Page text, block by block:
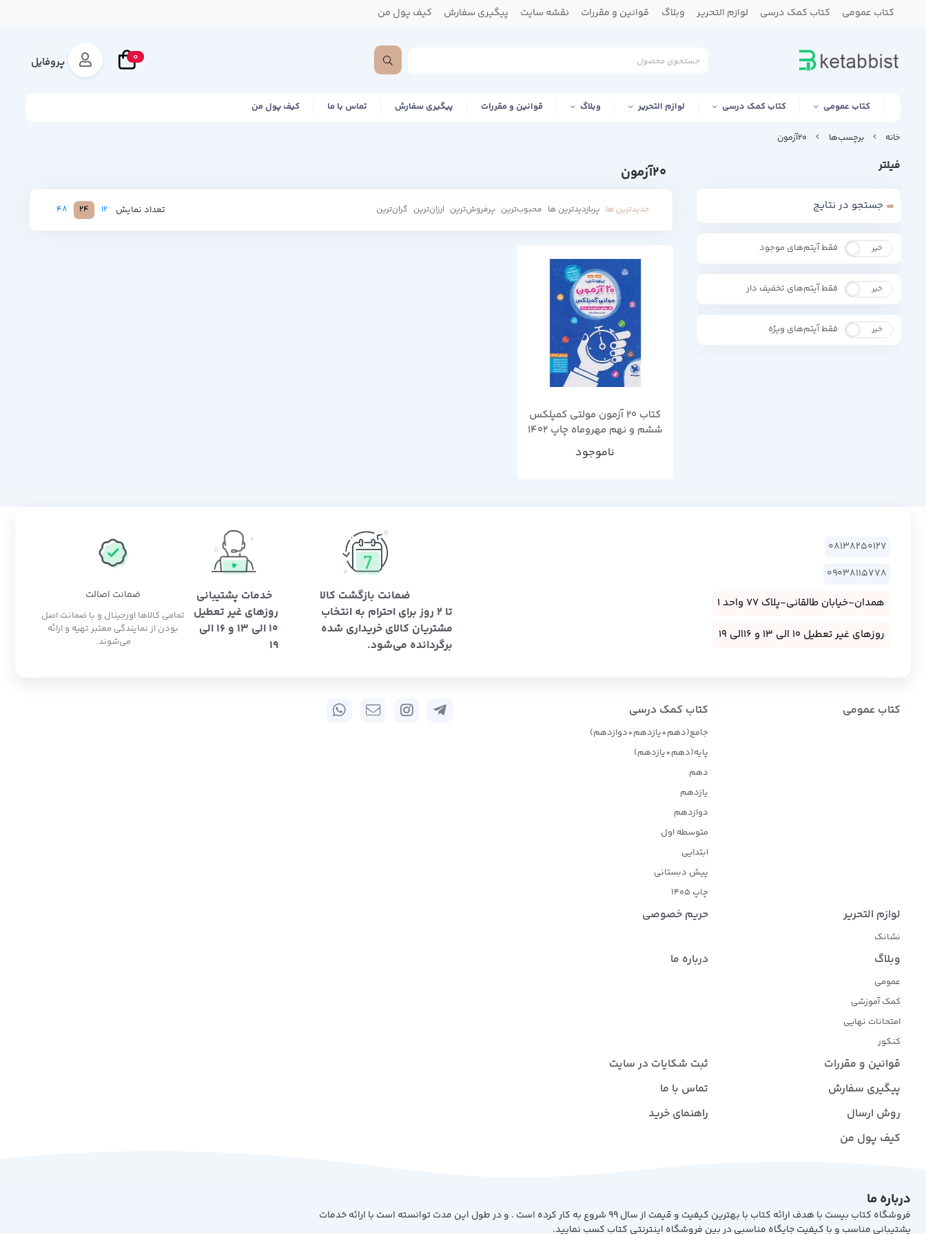
کتاب عمومی کتاب کمک درسی لوازم التحریر وبلاگ قوانین و مقررات نقشه سایت پیگیری سفارش کیف پول من
0 پروفایل
کتاب عمومی کتاب کمک درسی لوازم التحریر وبلاگ قوانین و مقررات پیگیری سفارش تماس با ما کیف پول من
خانه برچسب‌ها 20آزمون
فیلتر
جستجو در نتایج
بله خیر فقط آیتم‌های موجود
بله خیر فقط آیتم‌های تخفیف دار
بله خیر فقط آیتم‌های ویژه
20آزمون
جدیدترین ها پربازدیدترین ها محبوب‌‌ترین پرفروش‌ترین ارزان‌ترین گران‌ترین تعداد نمایش 12
24
48
کتاب 20 آزمون مولتی کمپلکس
ششم و نهم مهروماه چاپ 1402
ناموجود
08138250127
09038115778
همدان-خیابان طالقانی-پلاک 77 واحد 1
روزهای غیر تعطیل 10 الی 13 و 16الی 19
ضمانت بازگشت کالا
تا 2 روز برای احترام به انتخاب
مشتریان کالای خریداری شده
برگردانده می‌شود.
خدمات پشتیبانی
روزهای غیر تعطیل
10 الی 13 و 16 الی
19
ضمانت اصالت
تمامی کالاها اورجینال و با ضمانت اصل
بودن از نمایندگی معتبر تهیه و ارائه
می‌شوند.
کتاب عمومی کتاب کمک درسی
جامع(دهم+یازدهم+دوازدهم)
پایه(دهم+یازدهم)
دهم
یازدهم
دوازدهم
متوسطه اول
ابتدایی
پیش دبستانی
چاپ 1405
لوازم التحریر
نشانک
حریم خصوصی
وبلاگ
عمومی
کمک آموزشی
امتحانات نهایی
کنکور
درباره ما
قوانین و مقررات
ثبت شکایات در سایت
پیگیری سفارش
تماس با ما
روش ارسال
راهنمای خرید
کیف پول من
درباره ما
فروشگاه کتاب بیست با هدف ارائه کتاب با بهترین کیفیت و قیمت از سال 99 شروع به کار کرده است . و در طول این مدت توانسته است با ارائه خدمات
پشتیبانی مناسب و با کیفیت جایگاه مناسبی در بین فروشگاه اینترنتی کتاب کسب نمایید.